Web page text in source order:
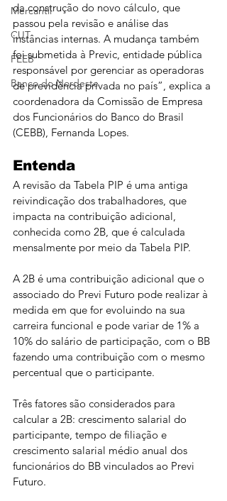
Mercantil
CUT
FEEB
Banco do Nordeste
da construção do novo cálculo, que
passou pela revisão e análise das
instâncias internas. A mudança também
foi submetida à Previc, entidade pública
responsável por gerenciar as operadoras
de previdência privada no país”, explica a
coordenadora da Comissão de Empresa
dos Funcionários do Banco do Brasil
(CEBB), Fernanda Lopes.
Entenda
A revisão da Tabela PIP é uma antiga
reivindicação dos trabalhadores, que
impacta na contribuição adicional,
conhecida como 2B, que é calculada
mensalmente por meio da Tabela PIP.
A 2B é uma contribuição adicional que o
associado do Previ Futuro pode realizar à
medida em que for evoluindo na sua
carreira funcional e pode variar de 1% a
10% do salário de participação, com o BB
fazendo uma contribuição com o mesmo
percentual que o participante.
Três fatores são considerados para
calcular a 2B: crescimento salarial do
participante, tempo de filiação e
crescimento salarial médio anual dos
funcionários do BB vinculados ao Previ
Futuro.